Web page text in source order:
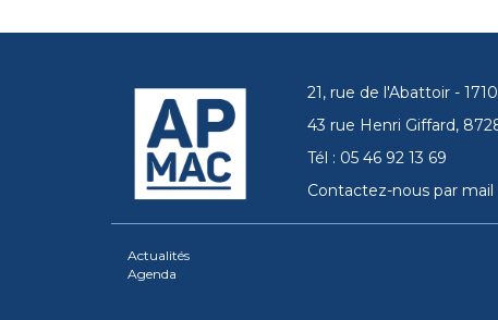
21, rue de l'Abattoir -
43 rue Henri Giffard,
Tél : 05 46 92 13 69
Contactez-nous par mail
Actualités
Agenda